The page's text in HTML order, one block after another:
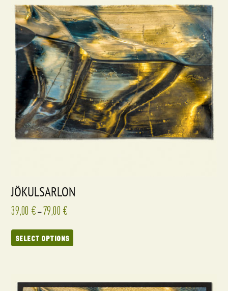
JÖKULSARLON
39,00 € –79,00 €
SELECT OPTIONS